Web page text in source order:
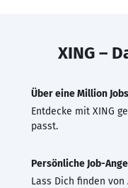
XING –
Über eine Million Jobs
Entdecke mit XING
passt.
Persönliche Job-
Lass Dich finden